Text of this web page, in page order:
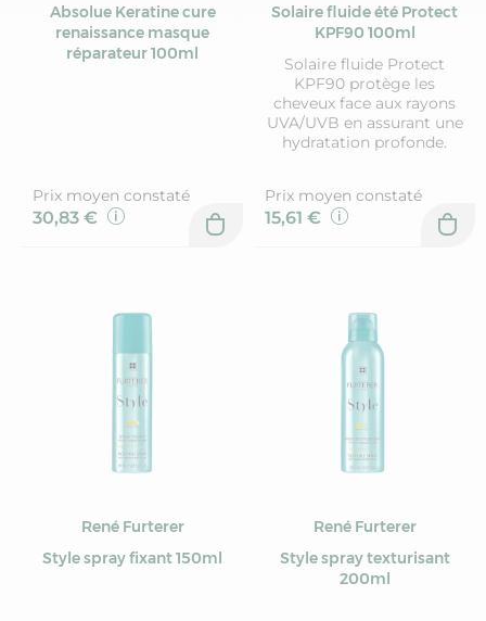
Absolue Keratine cure
renaissance masque
réparateur 100ml
Prix moyen constaté
30,83 €
Solaire fluide été Protect
KPF90 100ml
Solaire fluide Protect
KPF90 protège les
cheveux face aux rayons
UVA/UVB en assurant une
hydratation profonde.
Prix moyen constaté
15,61 €
René Furterer
Style spray fixant 150ml
René Furterer
Style spray texturisant
200ml